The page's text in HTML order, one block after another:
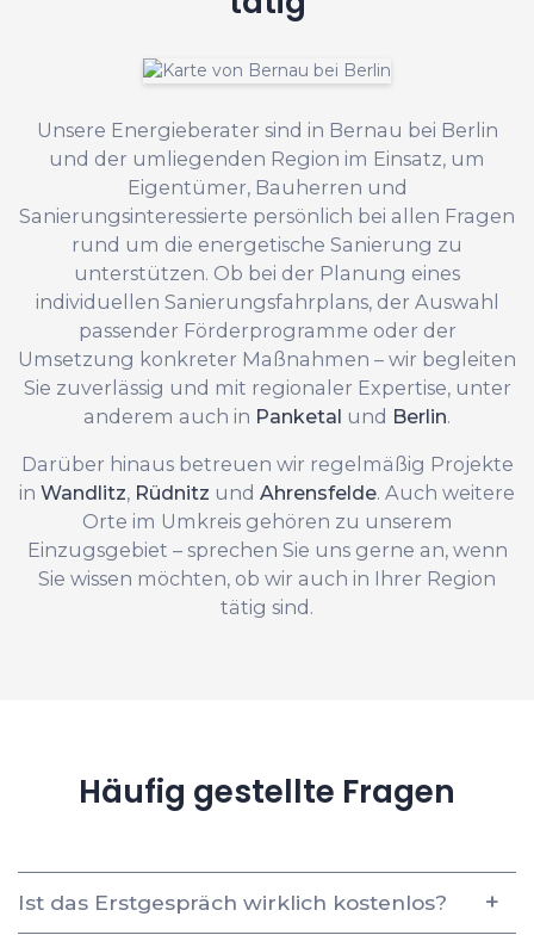
Unsere Energieberater sind in Bernau bei Berlin
und der umliegenden Region im Einsatz, um
Eigentümer, Bauherren und
Sanierungsinteressierte persönlich bei allen Fragen
rund um die energetische Sanierung zu
unterstützen. Ob bei der Planung eines
individuellen Sanierungsfahrplans, der Auswahl
passender Förderprogramme oder der
Umsetzung konkreter Maßnahmen – wir begleiten
Sie zuverlässig und mit regionaler Expertise, unter
anderem auch in Panketal und Berlin.
Darüber hinaus betreuen wir regelmäßig Projekte
in Wandlitz, Rüdnitz und Ahrensfelde. Auch weitere
Orte im Umkreis gehören zu unserem
Einzugsgebiet – sprechen Sie uns gerne an, wenn
Sie wissen möchten, ob wir auch in Ihrer Region
tätig sind.
Häufig gestellte Fragen
Ist das Erstgespräch wirklich kostenlos?